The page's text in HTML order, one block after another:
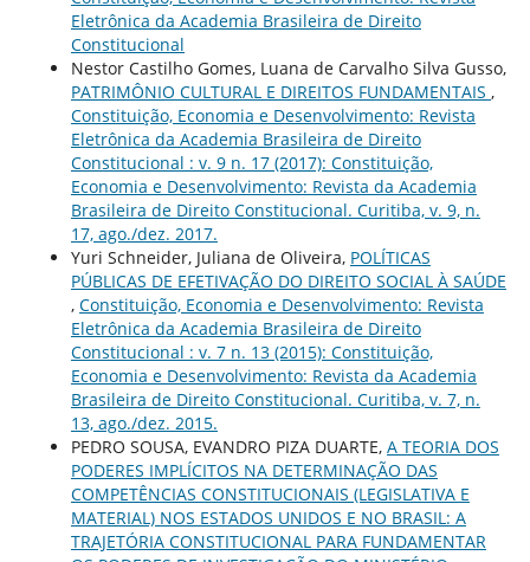
Eletrônica da Academia Brasileira de Direito
Constitucional
Nestor Castilho Gomes, Luana de Carvalho Silva Gusso,
PATRIMÔNIO CULTURAL E DIREITOS FUNDAMENTAIS ,
Constituição, Economia e Desenvolvimento: Revista
Eletrônica da Academia Brasileira de Direito
Constitucional : v. 9 n. 17 (2017): Constituição,
Economia e Desenvolvimento: Revista da Academia
Brasileira de Direito Constitucional. Curitiba, v. 9, n.
17, ago./dez. 2017.
Yuri Schneider, Juliana de Oliveira, POLÍTICAS
PÚBLICAS DE EFETIVAÇÃO DO DIREITO SOCIAL À SAÚDE
, Constituição, Economia e Desenvolvimento: Revista
Eletrônica da Academia Brasileira de Direito
Constitucional : v. 7 n. 13 (2015): Constituição,
Economia e Desenvolvimento: Revista da Academia
Brasileira de Direito Constitucional. Curitiba, v. 7, n.
13, ago./dez. 2015.
PEDRO SOUSA, EVANDRO PIZA DUARTE, A TEORIA DOS
PODERES IMPLÍCITOS NA DETERMINAÇÃO DAS
COMPETÊNCIAS CONSTITUCIONAIS (LEGISLATIVA E
MATERIAL) NOS ESTADOS UNIDOS E NO BRASIL: A
TRAJETÓRIA CONSTITUCIONAL PARA FUNDAMENTAR